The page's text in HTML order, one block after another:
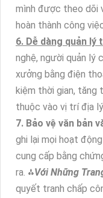
mình được theo dõi
hoàn thành công
6. Dễ dàng quản lý
nghệ, người quản lý
xưởng bằng điện
kiệm thời gian, tăng
thuộc vào vị trí địa lý.
7. Bảo vệ văn bản
ghi lại mọi hoạt
cung cấp bằng
ra. ⁂Với Những
quyết tranh chấp